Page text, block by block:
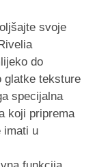
svoje
do
glatke teksture
specijalna
koji priprema
imati u